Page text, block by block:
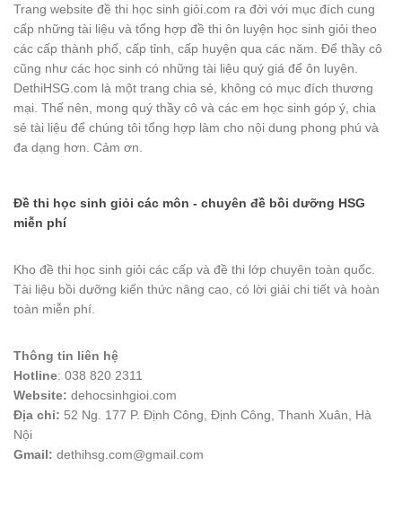
Trang website đề thi học sinh giỏi.com ra đời với mục đích cung
cấp những tài liệu và tổng hợp đề thi ôn luyện học sinh giỏi theo
các cấp thành phố, cấp tỉnh, cấp huyện qua các năm. Để thầy cô
cũng như các học sinh có những tài liệu quý giá để ôn luyện.
DethiHSG.com là một trang chia sẻ, không có mục đích thương
mại. Thế nên, mong quý thầy cô và các em học sinh góp ý, chia
sẻ tài liệu để chúng tôi tổng hợp làm cho nội dung phong phú và
đa dạng hơn. Cảm ơn.
Đề thi học sinh giỏi các môn - chuyên đề bồi dưỡng HSG
miễn phí
Kho đề thi học sinh giỏi các cấp và đề thi lớp chuyên toàn quốc.
Tài liệu bồi dưỡng kiến thức nâng cao, có lời giải chi tiết và hoàn
toàn miễn phí.
Thông tin liên hệ
Hotline: 038 820 2311
Website: dehocsinhgioi.com
Địa chỉ: 52 Ng. 177 P. Định Công, Định Công, Thanh Xuân, Hà
Nội
Gmail: dethihsg.com@gmail.com